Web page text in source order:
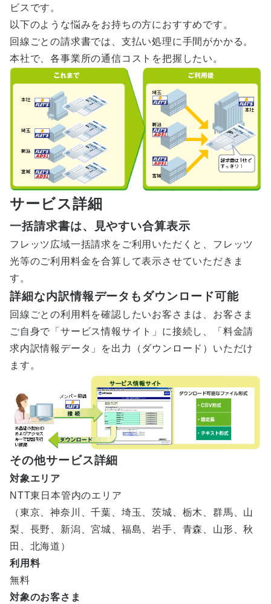
ビスです。
以下のような悩みをお持ちの方におすすめです。
回線ごとの請求書では、支払い処理に手間がかかる。
本社で、各事業所の通信コストを把握したい。
サービス詳細
一括請求書は、見やすい合算表示
フレッツ広域一括請求をご利用いただくと、フレッツ
光等のご利用料金を合算して表示させていただきま
す。
詳細な内訳情報データもダウンロード可能
回線ごとの利用料を確認したいお客さまは、お客さま
ご自身で「サービス情報サイト」に接続し、「料金請
求内訳情報データ」を出力（ダウンロード）いただけ
ます。
その他サービス詳細
対象エリア
NTT東日本管内のエリア
（東京、神奈川、千葉、埼玉、茨城、栃木、群馬、山
梨、長野、新潟、宮城、福島、岩手、青森、山形、秋
田、北海道）
利用料
無料
対象のお客さま